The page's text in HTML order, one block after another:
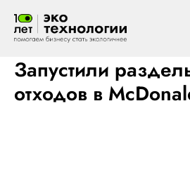
Запустили
отходов в